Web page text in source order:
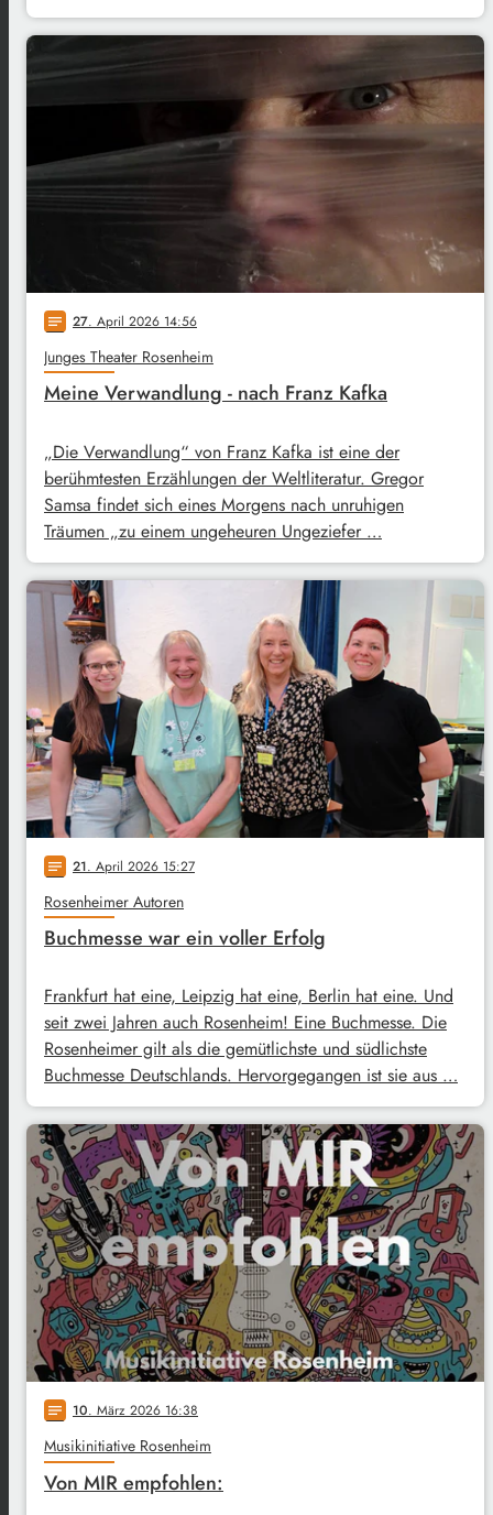
notes 27. April 2026 14:56
Junges Theater Rosenheim
Meine Verwandlung - nach Franz Kafka
„Die Verwandlung“ von Franz Kafka ist eine der
berühmtesten Erzählungen der Weltliteratur. Gregor
Samsa findet sich eines Morgens nach unruhigen
Träumen „zu einem ungeheuren Ungeziefer …
notes 21. April 2026 15:27
Rosenheimer Autoren
Buchmesse war ein voller Erfolg
Frankfurt hat eine, Leipzig hat eine, Berlin hat eine. Und
seit zwei Jahren auch Rosenheim! Eine Buchmesse. Die
Rosenheimer gilt als die gemütlichste und südlichste
Buchmesse Deutschlands. Hervorgegangen ist sie aus …
notes 10. März 2026 16:38
Musikinitiative Rosenheim
Von MIR empfohlen: